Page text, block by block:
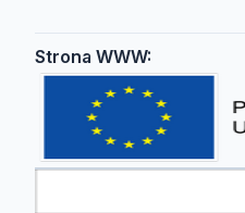
Strona WWW: